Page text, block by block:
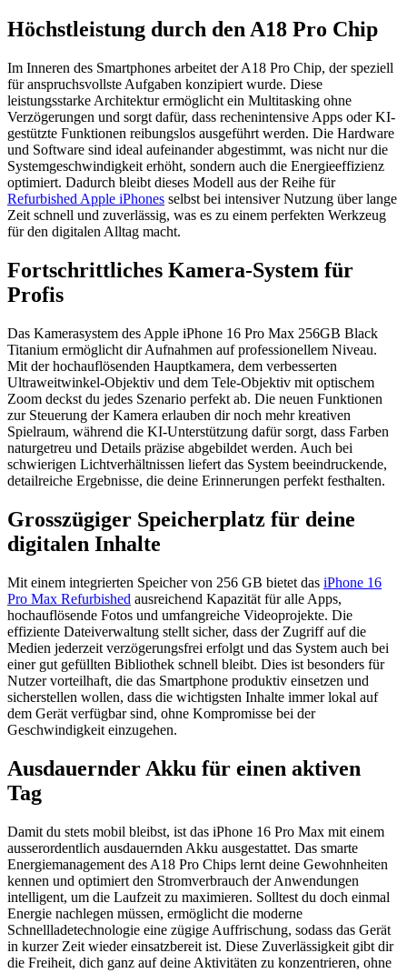
Höchstleistung durch den A18 Pro Chip
Im Inneren des Smartphones arbeitet der A18 Pro Chip, der speziell
für anspruchsvollste Aufgaben konzipiert wurde. Diese
leistungsstarke Architektur ermöglicht ein Multitasking ohne
Verzögerungen und sorgt dafür, dass rechenintensive Apps oder KI-
gestützte Funktionen reibungslos ausgeführt werden. Die Hardware
und Software sind ideal aufeinander abgestimmt, was nicht nur die
Systemgeschwindigkeit erhöht, sondern auch die Energieeffizienz
optimiert. Dadurch bleibt dieses Modell aus der Reihe für
Refurbished Apple iPhones selbst bei intensiver Nutzung über lange
Zeit schnell und zuverlässig, was es zu einem perfekten Werkzeug
für den digitalen Alltag macht.
Fortschrittliches Kamera-System für
Profis
Das Kamerasystem des Apple iPhone 16 Pro Max 256GB Black
Titanium ermöglicht dir Aufnahmen auf professionellem Niveau.
Mit der hochauflösenden Hauptkamera, dem verbesserten
Ultraweitwinkel-Objektiv und dem Tele-Objektiv mit optischem
Zoom deckst du jedes Szenario perfekt ab. Die neuen Funktionen
zur Steuerung der Kamera erlauben dir noch mehr kreativen
Spielraum, während die KI-Unterstützung dafür sorgt, dass Farben
naturgetreu und Details präzise abgebildet werden. Auch bei
schwierigen Lichtverhältnissen liefert das System beeindruckende,
detailreiche Ergebnisse, die deine Erinnerungen perfekt festhalten.
Grosszügiger Speicherplatz für deine
digitalen Inhalte
Mit einem integrierten Speicher von 256 GB bietet das iPhone 16
Pro Max Refurbished ausreichend Kapazität für alle Apps,
hochauflösende Fotos und umfangreiche Videoprojekte. Die
effiziente Dateiverwaltung stellt sicher, dass der Zugriff auf die
Medien jederzeit verzögerungsfrei erfolgt und das System auch bei
einer gut gefüllten Bibliothek schnell bleibt. Dies ist besonders für
Nutzer vorteilhaft, die das Smartphone produktiv einsetzen und
sicherstellen wollen, dass die wichtigsten Inhalte immer lokal auf
dem Gerät verfügbar sind, ohne Kompromisse bei der
Geschwindigkeit einzugehen.
Ausdauernder Akku für einen aktiven
Tag
Damit du stets mobil bleibst, ist das iPhone 16 Pro Max mit einem
ausserordentlich ausdauernden Akku ausgestattet. Das smarte
Energiemanagement des A18 Pro Chips lernt deine Gewohnheiten
kennen und optimiert den Stromverbrauch der Anwendungen
intelligent, um die Laufzeit zu maximieren. Solltest du doch einmal
Energie nachlegen müssen, ermöglicht die moderne
Schnellladetechnologie eine zügige Auffrischung, sodass das Gerät
in kurzer Zeit wieder einsatzbereit ist. Diese Zuverlässigkeit gibt dir
die Freiheit, dich ganz auf deine Aktivitäten zu konzentrieren, ohne